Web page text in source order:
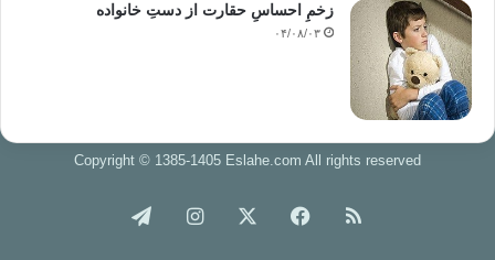
زخمِ احساسِ حقارت از دستِ خانواده
۰۴/۰۸/۰۳
Copyright © 1385-1405 Eslahe.com All rights reserved
خوراک فیس اینستاگرام